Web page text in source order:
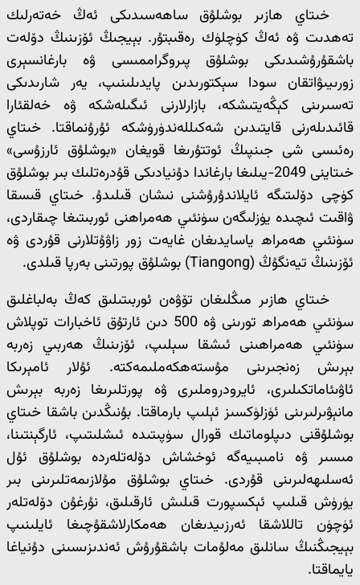
خىتاي ھازىر بوشلۇق ساھەسىدىكى ئەڭ خەتەرلىك
تەھدىت ۋە ئەڭ كۈچلۈك رەقىبتۇر. بېيجىڭ ئۆزىنىڭ دۆلەت
باشقۇرۇشىدىكى بوشلۇق پىروگراممىسى ۋە بارغانسېرى
زورىيىۋاتقان سودا سېكتورىدىن پايدىلىنىپ، يەر شارىدىكى
تەسىرىنى كېڭەيتىشكە، بازارلارنى ئىگىلەشكە ۋە خەلقئارا
قائىدىلەرنى قايتىدىن شەكىللەندۈرۈشكە ئۇرۇنماقتا. خىتاي
رەئىسى شى جىنپىڭ ئوتتۇرىغا قويغان «بوشلۇق ئارزۇسى»
خىتاينى 2049-يىلىغا بارغاندا دۇنيادىكى قۇدرەتلىك بىر بوشلۇق
كۈچى دۆلىتىگە ئايلاندۇرۇشنى نىشان قىلىدۇ. خىتاي قىسقا
ۋاقىت ئىچىدە يۈزلىگەن سۈنئىي ھەمراھنى ئوربىتىغا چىقاردى،
سۈنئىي ھەمراھ ياسايدىغان غايەت زور زاۋۇتلارنى قۇردى ۋە
ئۆزىنىڭ تيەنگۇڭ (Tiangong) بوشلۇق پورتىنى بەرپا قىلدى.
خىتاي ھازىر مىڭلىغان تۆۋەن ئوربىتىلىق كەڭ بەلباغلىق
سۈنئىي ھەمراھ تورىنى ۋە 500 دىن ئارتۇق ئاخبارات توپلاش
سۈنئىي ھەمراھىنى ئىشقا سېلىپ، ئۆزىنىڭ ھەربىي زەربە
بېرىش زەنجىرىنى مۇستەھكەملىمەكتە. ئۇلار ئامېرىكا
ئاۋىئ‍اماتكىلىرى، ئايرودروملىرى ۋە پورتلىرىغا زەربە بېرىش
مانېۋىرلىرىنى ئۈزلۈكسىز ئېلىپ بارماقتا. بۇنىڭدىن باشقا خىتاي
بوشلۇقنى دىپلوماتىك قورال سۈپىتىدە ئىشلىتىپ، ئارگېنتىنا،
مىسىر ۋە نامىبىيەگە ئوخشاش دۆلەتلەردە بوشلۇق ئۇل
ئەسلىھەلىرىنى قۇردى. خىتاي بوشلۇق مۇلازىمەتلىرىنى بىر
يۈرۈش قىلىپ ئېكسپورت قىلىش ئارقىلىق، نۇرغۇن دۆلەتلەر
ئۈچۈن تاللاشقا ئەرزىيدىغان ھەمكارلاشقۇچىغا ئايلىنىپ
بېيجىڭنىڭ سانلىق مەلۇمات باشقۇرۇش ئەندىزىسىنى دۇنياغا
يايماقتا.